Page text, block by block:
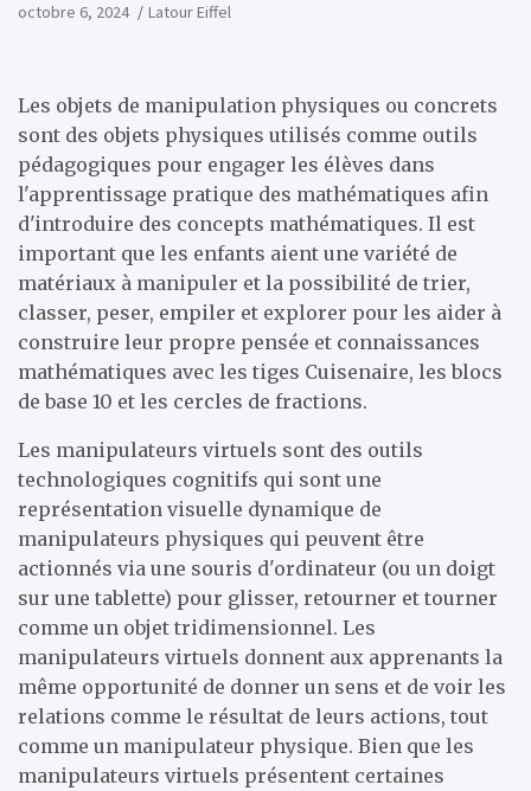
octobre 6, 2024 Latour Eiffel
Les objets de manipulation physiques ou concrets
sont des objets physiques utilisés comme outils
pédagogiques pour engager les élèves dans
l'apprentissage pratique des mathématiques afin
d'introduire des concepts mathématiques. Il est
important que les enfants aient une variété de
matériaux à manipuler et la possibilité de trier,
classer, peser, empiler et explorer pour les aider à
construire leur propre pensée et connaissances
mathématiques avec les tiges Cuisenaire, les blocs
de base 10 et les cercles de fractions.
Les manipulateurs virtuels sont des outils
technologiques cognitifs qui sont une
représentation visuelle dynamique de
manipulateurs physiques qui peuvent être
actionnés via une souris d'ordinateur (ou un doigt
sur une tablette) pour glisser, retourner et tourner
comme un objet tridimensionnel. Les
manipulateurs virtuels donnent aux apprenants la
même opportunité de donner un sens et de voir les
relations comme le résultat de leurs actions, tout
comme un manipulateur physique. Bien que les
manipulateurs virtuels présentent certaines